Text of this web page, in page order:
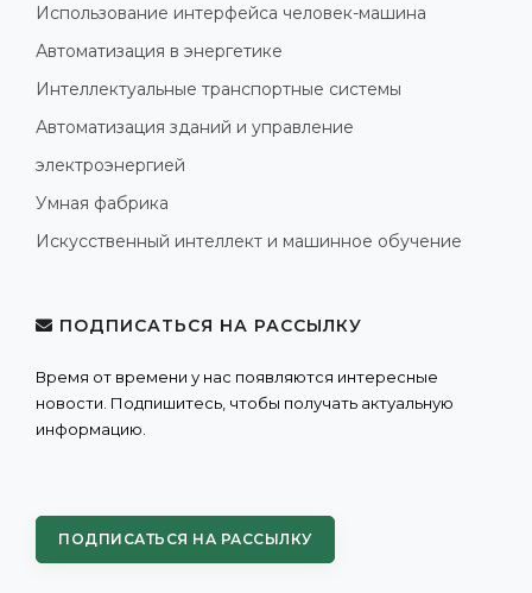
Использование интерфейса человек-машина
Автоматизация в энергетике
Интеллектуальные транспортные системы
Автоматизация зданий и управление
электроэнергией
Умная фабрика
Искусственный интеллект и машинное обучение
ПОДПИСАТЬСЯ НА РАССЫЛКУ
Время от времени у нас появляются интересные
новости. Подпишитесь, чтобы получать актуальную
информацию.
ПОДПИСАТЬСЯ НА РАССЫЛКУ